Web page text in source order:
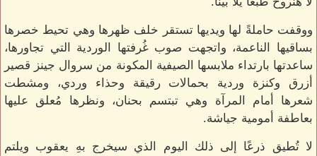
ووقفت حاملةً لها ويديها تستقر خلف ظهرها وهي تحيط خصرها
بساقيها الناعمة، واتجهت صوب غُرفتها الوردية التي تجاورها،
ساعدتها بارتداء ملابسها الصيفية المكونة من سروال جينز قصير
أزرق وكنزة وردية بحمالات رقيقة وحذاء وردي، ومشطت
شعرها أمام المرآة وهي تبتسم بحنان، ونظرها مُعلق عليها
بعاطفة أمومية جياشة.
لا تُطيق ذرعًا إلى ذلك اليوم الذي سيخرج بهِ يعقوب ويلتم